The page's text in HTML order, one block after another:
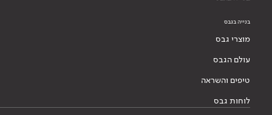
בנייה בגבס
מוצרי גבס
עולם הגבס
טיפים והשראה
לוחות גבס